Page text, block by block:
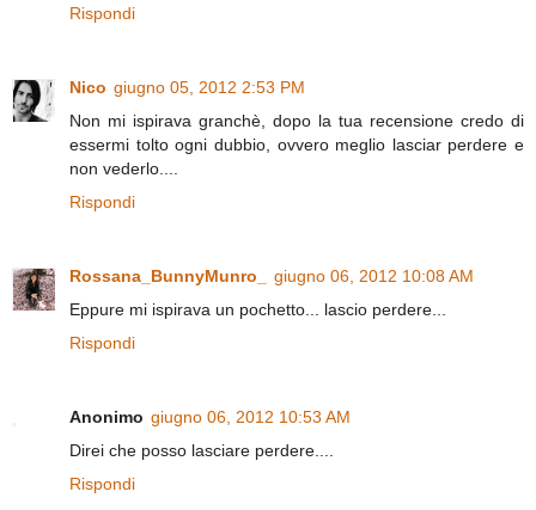
Rispondi
Nico giugno 05, 2012 2:53 PM
Non mi ispirava granchè, dopo la tua recensione credo di
essermi tolto ogni dubbio, ovvero meglio lasciar perdere e
non vederlo....
Rispondi
Rossana_BunnyMunro_
giugno 06, 2012 10:08 AM
Eppure mi ispirava un pochetto... lascio perdere...
Rispondi
Anonimo giugno 06, 2012 10:53 AM
Direi che posso lasciare perdere....
Rispondi